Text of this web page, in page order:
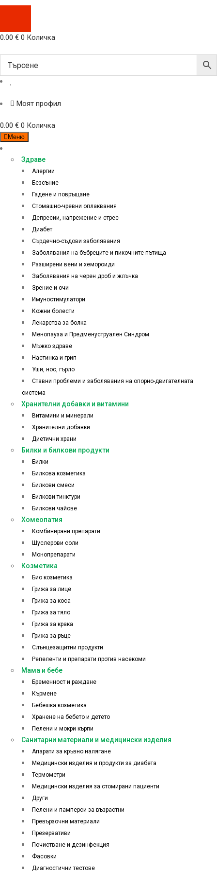
0.00 € 0 Количка
Моят профил
0.00 € 0 Количка
Меню
Здраве
Алергии
Безсъние
Гадене и повръщане
Стомашно-чревни оплаквания
Депресии, напрежение и стрес
Диабет
Сърдечно-съдови заболявания
Заболявания на бъбреците и пикочните пътища
Разширени вени и хемороиди
Заболявания на черен дроб и жлъчка
Зрение и очи
Имуностимулатори
Кожни болести
Лекарства за болка
Менопауза и Предменуструален Синдром
Мъжко здраве
Настинка и грип
Уши, нос, гърло
Ставни проблеми и заболявания на опорно-двигателната
система
Хранителни добавки и витамини
Витамини и минерали
Хранителни добавки
Диетични храни
Билки и билкови продукти
Билки
Билкова козметика
Билкови смеси
Билкови тинктури
Билкови чайове
Хомеопатия
Комбинирани препарати
Шуслерови соли
Монопрепарати
Козметика
Био козметика
Грижа за лице
Грижа за коса
Грижа за тяло
Грижа за крака
Грижа за ръце
Слънцезащитни продукти
Репеленти и препарати против насекоми
Мама и бебе
Бременност и раждане
Кърмене
Бебешка козметика
Хранене на бебето и детето
Пелени и мокри кърпи
Санитарни материали и медицински изделия
Апарати за кръвно налягане
Медицински изделия и продукти за диабета
Термометри
Медицински изделия за стомирани пациенти
Други
Пелени и памперси за възрастни
Превързочни материали
Презервативи
Почистване и дезинфекция
Фасовки
Диагностични тестове